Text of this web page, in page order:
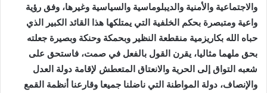
والاجتماعية والأمنية والديبلوماسية والسياسية وغيرها، وفق رؤية
واعية ومتبصرة بحكم الخلفية التي يمتلكها هذا القائد الكبير الذي
حباه الله بكاريزمية منقطعة النظير وبحمكة وحنكة وبصيرة جعلته
بحق ملهما مثاليا، يقرن القول بالفعل في صمت، فاستحق على
شعبه التواق إلى الحرية والانعتاق المتعطش لإقامة دولة العدل
والإنصاف، دولة المواطنة التي ناضلنا جميعا وقارعنا أنظمة القمع